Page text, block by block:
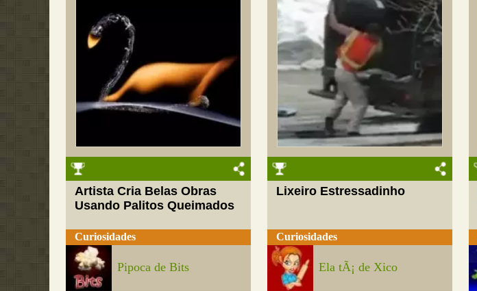
Artista Cria Belas Obras
Usando Palitos Queimados
Curiosidades
Pipoca de Bits
Lixeiro Estressadinho
Curiosidades
Ela tÃ¡ de Xico